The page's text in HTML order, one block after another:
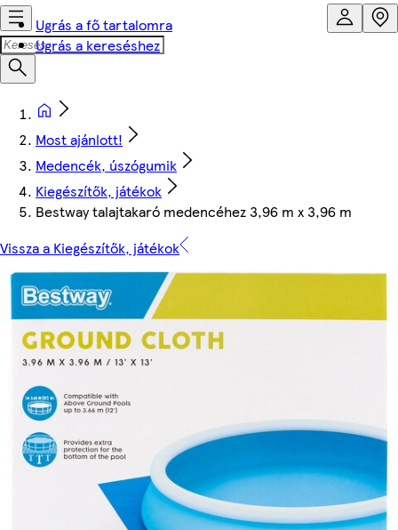
Ugrás a fő tartalomra
Ugrás a kereséshez
Most ajánlott!
Medencék, úszógumik
Kiegészítők, játékok
Bestway talajtakaró medencéhez 3,96 m x 3,96 m
Vissza a Kiegészítők, játékok